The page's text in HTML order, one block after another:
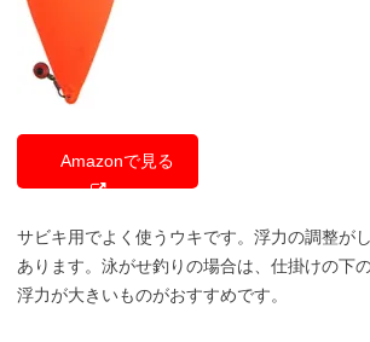
Amazonで見る
サビキ用でよく使うウキです。浮力の調整が
あります。泳がせ釣りの場合は、仕掛けの下
浮力が大きいものがおすすめです。